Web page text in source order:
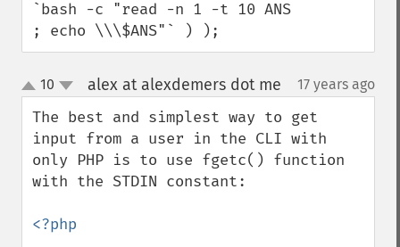
`bash -c "read -n 1 -t 10 ANS
; echo \\\$ANS"` ) );
up
down
10 alex at alexdemers dot me 17 years ago
The best and simplest way to get
input from a user in the CLI with
only PHP is to use fgetc() function
with the STDIN constant:
<?php